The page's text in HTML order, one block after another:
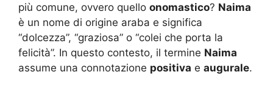
più comune, ovvero quello onomastico? Naima
è un nome di origine araba e significa
“dolcezza”, “graziosa” o “colei che porta la
felicità”. In questo contesto, il termine Naima
assume una connotazione positiva e augurale.